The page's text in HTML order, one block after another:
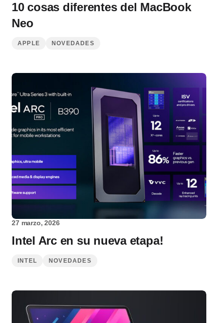
10 cosas diferentes del MacBook
Neo
APPLE NOVEDADES
27 marzo, 2026
Intel Arc en su nueva etapa!
INTEL NOVEDADES